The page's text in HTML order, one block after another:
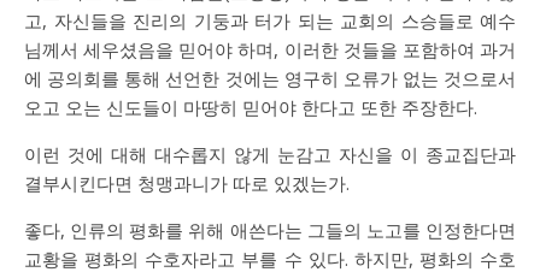
고, 자신들을 진리의 기둥과 터가 되는 교회의 스승들로 예수
님께서 세우셨음을 믿어야 하며, 이러한 것들을 포함하여 과거
에 공의회를 통해 선언한 것에는 영구히 오류가 없는 것으로서
오고 오는 신도들이 마땅히 믿어야 한다고 또한 주장한다.
이런 것에 대해 대수롭지 않게 눈감고 자신을 이 종교집단과
결부시킨다면 청맹과니가 따로 있겠는가.
좋다, 인류의 평화를 위해 애쓴다는 그들의 노고를 인정한다면
교황을 평화의 수호자라고 부를 수 있다. 하지만, 평화의 수호